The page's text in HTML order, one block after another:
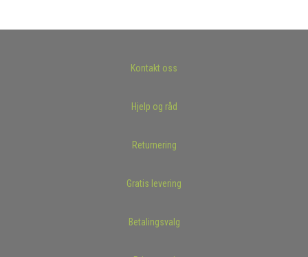
Kontakt oss
Hjelp og råd
Returnering
Gratis levering
Betalingsvalg